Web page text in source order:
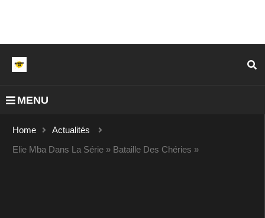
MENU
Home
Actualités
Elie Mba Dans La Série » Bataille Des Chéries »